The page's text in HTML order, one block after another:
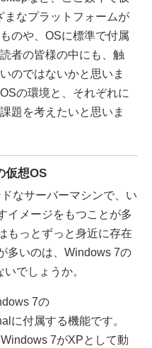
まなプラットフォームが
のや、OSに標準で付属
者の皆様の中にも、触
のではないかと思いま
の環境と、それぞれに
題を考えたいと思いま
仮想OS
なサーバーマシンで、い
イメージをもつことが多
もっとずっと身近に存在
多いのは、Windows 7の
でしょうか。
7の
に付属する機能です。
7がXPとして動